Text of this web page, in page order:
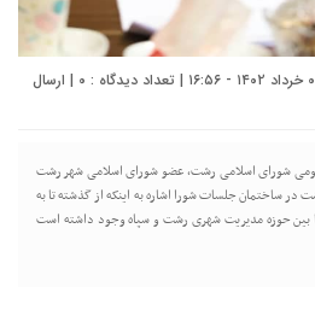
۰ | ارسال
شورای اسلامی رشت، عضو شورای اسلامی شهر رشت
در ساختمان جلسات شورا اشاره به اینکه از گذشته تا به
بین حوزه مدیریت شهری رشت و سپاه وجود داشته است